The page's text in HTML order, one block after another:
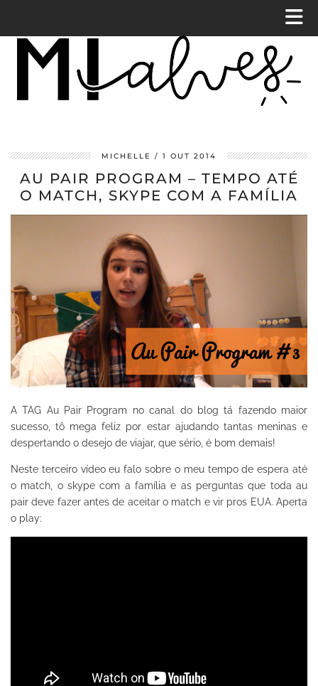
MICHELLE 1 OUT 2014
AU PAIR PROGRAM – TEMPO ATÉ
O MATCH, SKYPE COM A FAMÍLIA
A TAG Au Pair Program no canal do blog tá fazendo maior
sucesso, tô mega feliz por estar ajudando tantas meninas e
despertando o desejo de viajar, que sério, é bom demais!
Neste terceiro vídeo eu falo sobre o meu tempo de espera até
o match, o skype com a família e as perguntas que toda au
pair deve fazer antes de aceitar o match e vir pros EUA. Aperta
o play: